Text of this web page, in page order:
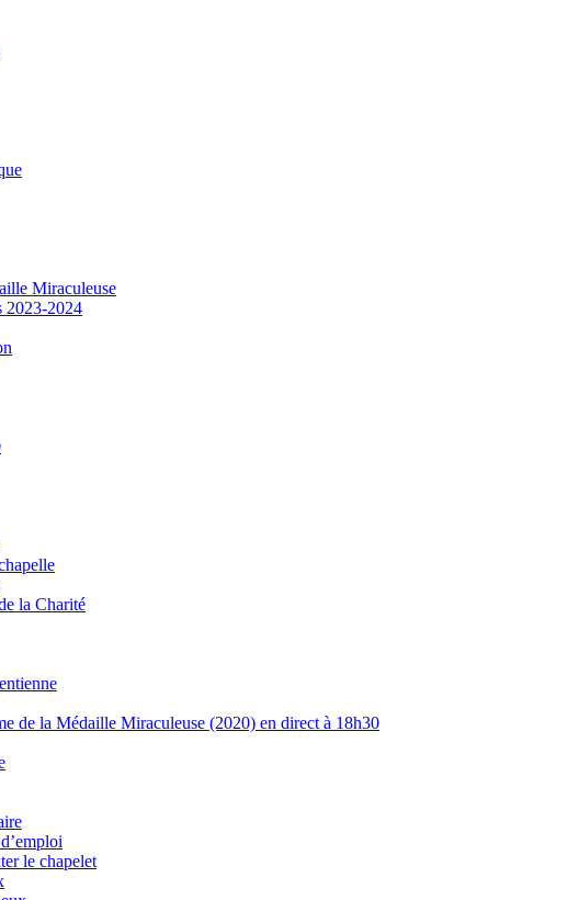
Miraculeuse
2023-2024
la Charité
de la Médaille Miraculeuse (2020) en direct à 18h30
le chapelet